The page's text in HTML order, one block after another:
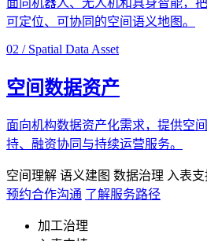
可定位、可协同的空间语义地图。
02 / Spatial Data Asset
空间数据资产
面向机构数据资产化需求，提供空
持、融资协同与持续运营服务。
空间理解 语义建图 数据治理 入表
预约合作沟通 了解服务路径
加工治理